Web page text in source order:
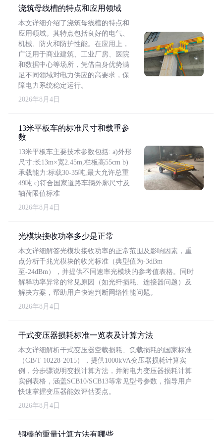
浇筑母线槽的特点和应用领域
本文详细介绍了浇筑母线槽的特点和
应用领域。其特点包括良好的电气、
机械、防火和防护性能。在应用上，
广泛用于商业建筑、工业厂房、医院
和数据中心等场所，凭借自身优势满
足不同领域对电力供应的高要求，保
障电力系统稳定运行。
2026年8月4日
13米平板车的标准尺寸和载重参
数
13米平板车主要技术参数包括: a)外形
尺寸:长13m×宽2.45m,栏板高55cm b)
承载能力:标载30-35吨,最大允许总重
49吨 c)符合国家道路车辆外廓尺寸及
轴荷限值标准
2026年8月4日
光模块接收功率多少是正常
本文详细解答光模块接收功率的正常范围及影响因素，重
点分析千兆光模块的收光标准（典型值为-3dBm
至-24dBm），并提供不同速率光模块的参考值表格。同时
解释功率异常的常见原因（如光纤损耗、连接器问题）及
解决方案，帮助用户快速判断网络性能问题。
2026年8月4日
干式变压器损耗标准一览表及计算方法
本文详细解析干式变压器空载损耗、负载损耗的国家标准
（GB/T 10228-2015），提供1000kVA变压器损耗计算实
例，分步骤说明变损计算方法，并附电力变压器损耗计算
实例表格，涵盖SCB10/SCB13等常见型号参数，指导用户
快速掌握变压器能效评估要点。
2026年8月4日
铜棒的重量计算方法有哪些